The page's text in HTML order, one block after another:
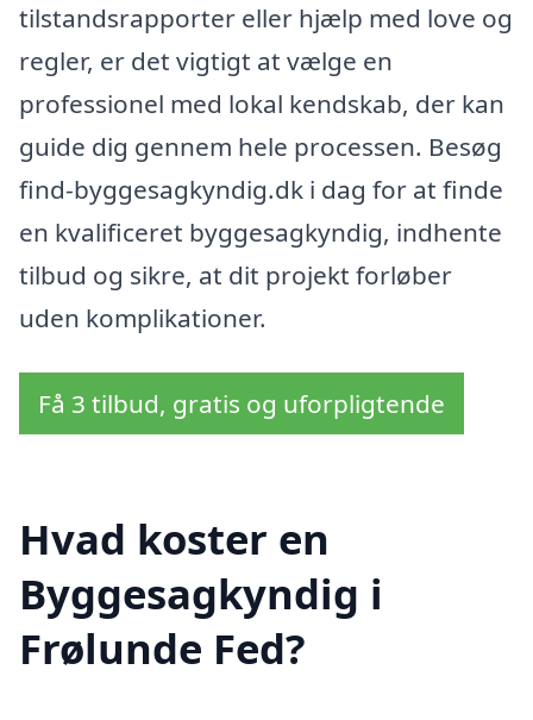
tilstandsrapporter eller hjælp med love og
regler, er det vigtigt at vælge en
professionel med lokal kendskab, der kan
guide dig gennem hele processen. Besøg
find-byggesagkyndig.dk i dag for at finde
en kvalificeret byggesagkyndig, indhente
tilbud og sikre, at dit projekt forløber
uden komplikationer.
Få 3 tilbud, gratis og uforpligtende
Hvad koster en
Byggesagkyndig i
Frølunde Fed?